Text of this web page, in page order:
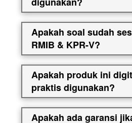
Apakah soal sudah
RMIB & KPR-V?
Apakah produk ini
praktis digunakan?
Apakah ada garansi